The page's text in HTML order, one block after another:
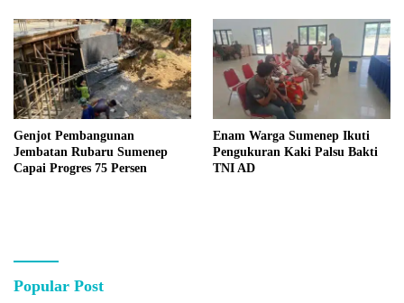
Genjot Pembangunan
Jembatan Rubaru Sumenep
Capai Progres 75 Persen
Enam Warga Sumenep Ikuti
Pengukuran Kaki Palsu Bakti
TNI AD
Popular Post